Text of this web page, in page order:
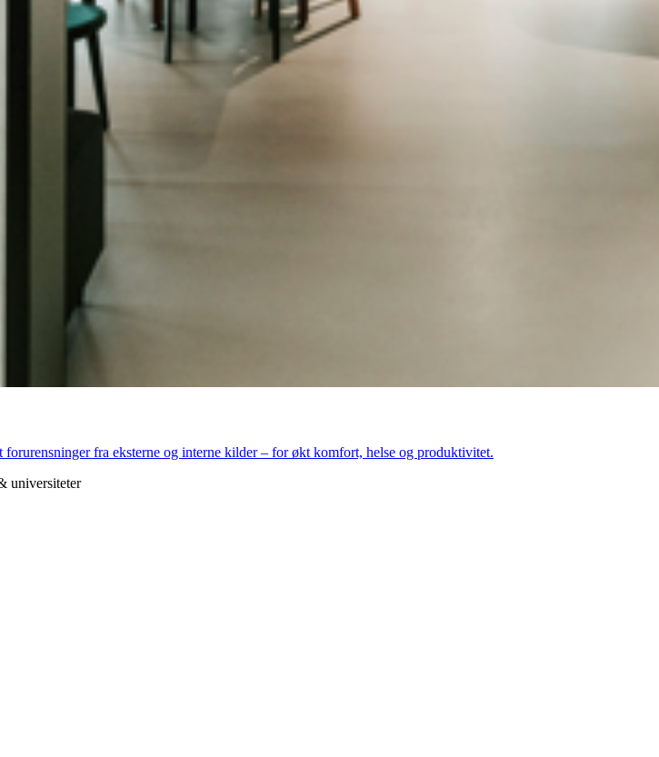
fra eksterne og interne kilder – for økt komfort, helse og produktivitet.
universiteter